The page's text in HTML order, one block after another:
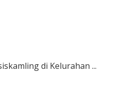
di Kelurahan ...